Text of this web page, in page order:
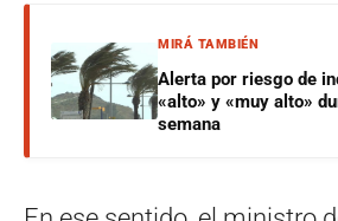
MIRÁ TAMBIÉN
Alerta por riesgo de
«alto» y «muy alto»
semana